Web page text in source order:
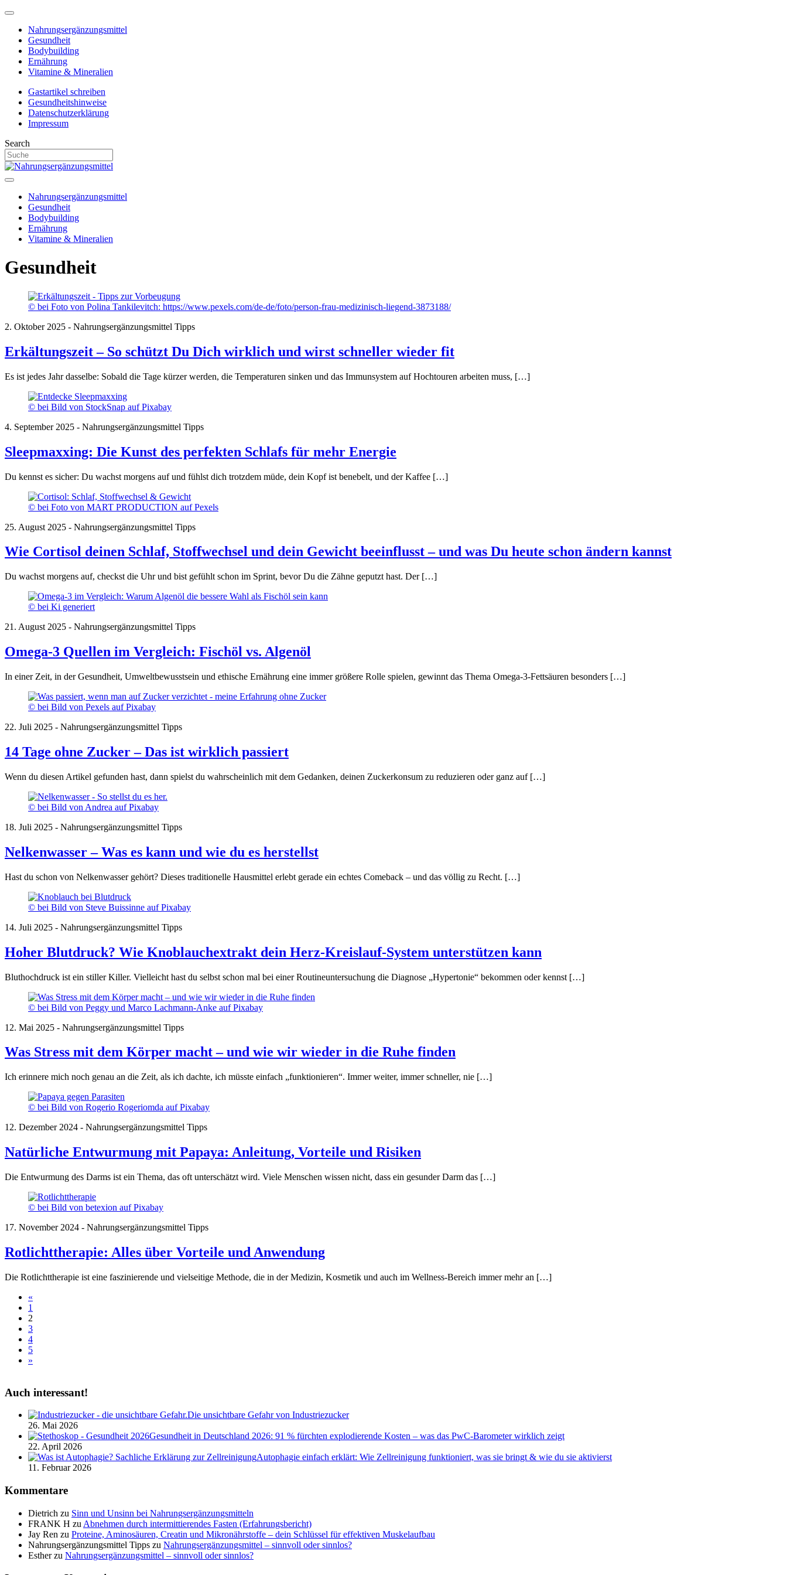
Nahrungsergänzungsmittel
Gesundheit
Bodybuilding
Ernährung
Vitamine & Mineralien
Gastartikel schreiben
Gesundheitshinweise
Datenschutzerklärung
Impressum
Search
Nahrungsergänzungsmittel
Gesundheit
Bodybuilding
Ernährung
Vitamine & Mineralien
Gesundheit
© bei Foto von Polina Tankilevitch: https://www.pexels.com/de-de/foto/person-frau-medizinisch-liegend-3873188/
2. Oktober 2025 - Nahrungsergänzungsmittel Tipps
Erkältungszeit – So schützt Du Dich wirklich und wirst schneller wieder fit
Es ist jedes Jahr dasselbe: Sobald die Tage kürzer werden, die Temperaturen sinken und das Immunsystem auf Hochtouren arbeiten muss, […]
© bei Bild von StockSnap auf Pixabay
4. September 2025 - Nahrungsergänzungsmittel Tipps
Sleepmaxxing: Die Kunst des perfekten Schlafs für mehr Energie
Du kennst es sicher: Du wachst morgens auf und fühlst dich trotzdem müde, dein Kopf ist benebelt, und der Kaffee […]
© bei Foto von MART PRODUCTION auf Pexels
25. August 2025 - Nahrungsergänzungsmittel Tipps
Wie Cortisol deinen Schlaf, Stoffwechsel und dein Gewicht beeinflusst – und was Du heute schon ändern kannst
Du wachst morgens auf, checkst die Uhr und bist gefühlt schon im Sprint, bevor Du die Zähne geputzt hast. Der […]
© bei Ki generiert
21. August 2025 - Nahrungsergänzungsmittel Tipps
Omega-3 Quellen im Vergleich: Fischöl vs. Algenöl
In einer Zeit, in der Gesundheit, Umweltbewusstsein und ethische Ernährung eine immer größere Rolle spielen, gewinnt das Thema Omega-3-Fettsäuren besonders […]
© bei Bild von Pexels auf Pixabay
22. Juli 2025 - Nahrungsergänzungsmittel Tipps
14 Tage ohne Zucker – Das ist wirklich passiert
Wenn du diesen Artikel gefunden hast, dann spielst du wahrscheinlich mit dem Gedanken, deinen Zuckerkonsum zu reduzieren oder ganz auf […]
© bei Bild von Andrea auf Pixabay
18. Juli 2025 - Nahrungsergänzungsmittel Tipps
Nelkenwasser – Was es kann und wie du es herstellst
Hast du schon von Nelkenwasser gehört? Dieses traditionelle Hausmittel erlebt gerade ein echtes Comeback – und das völlig zu Recht. […]
© bei Bild von Steve Buissinne auf Pixabay
14. Juli 2025 - Nahrungsergänzungsmittel Tipps
Hoher Blutdruck? Wie Knoblauchextrakt dein Herz-Kreislauf-System unterstützen kann
Bluthochdruck ist ein stiller Killer. Vielleicht hast du selbst schon mal bei einer Routineuntersuchung die Diagnose „Hypertonie“ bekommen oder kennst […]
© bei Bild von Peggy und Marco Lachmann-Anke auf Pixabay
12. Mai 2025 - Nahrungsergänzungsmittel Tipps
Was Stress mit dem Körper macht – und wie wir wieder in die Ruhe finden
Ich erinnere mich noch genau an die Zeit, als ich dachte, ich müsste einfach „funktionieren“. Immer weiter, immer schneller, nie […]
© bei Bild von Rogerio Rogeriomda auf Pixabay
12. Dezember 2024 - Nahrungsergänzungsmittel Tipps
Natürliche Entwurmung mit Papaya: Anleitung, Vorteile und Risiken
Die Entwurmung des Darms ist ein Thema, das oft unterschätzt wird. Viele Menschen wissen nicht, dass ein gesunder Darm das […]
© bei Bild von betexion auf Pixabay
17. November 2024 - Nahrungsergänzungsmittel Tipps
Rotlichttherapie: Alles über Vorteile und Anwendung
Die Rotlichttherapie ist eine faszinierende und vielseitige Methode, die in der Medizin, Kosmetik und auch im Wellness-Bereich immer mehr an […]
«
1
2
3
4
5
»
Auch interessant!
Die unsichtbare Gefahr von Industriezucker
26. Mai 2026
Gesundheit in Deutschland 2026: 91 % fürchten explodierende Kosten – was das PwC-Barometer wirklich zeigt
22. April 2026
Autophagie einfach erklärt: Wie Zellreinigung funktioniert, was sie bringt & wie du sie aktivierst
11. Februar 2026
Kommentare
Dietrich zu Sinn und Unsinn bei Nahrungsergänzungsmitteln
FRANK H zu Abnehmen durch intermittierendes Fasten (Erfahrungsbericht)
Jay Ren zu Proteine, Aminosäuren, Creatin und Mikronährstoffe – dein Schlüssel für effektiven Muskelaufbau
Nahrungsergänzungsmittel Tipps zu Nahrungsergänzungsmittel – sinnvoll oder sinnlos?
Estherzu Nahrungsergänzungsmittel – sinnvoll oder sinnlos?